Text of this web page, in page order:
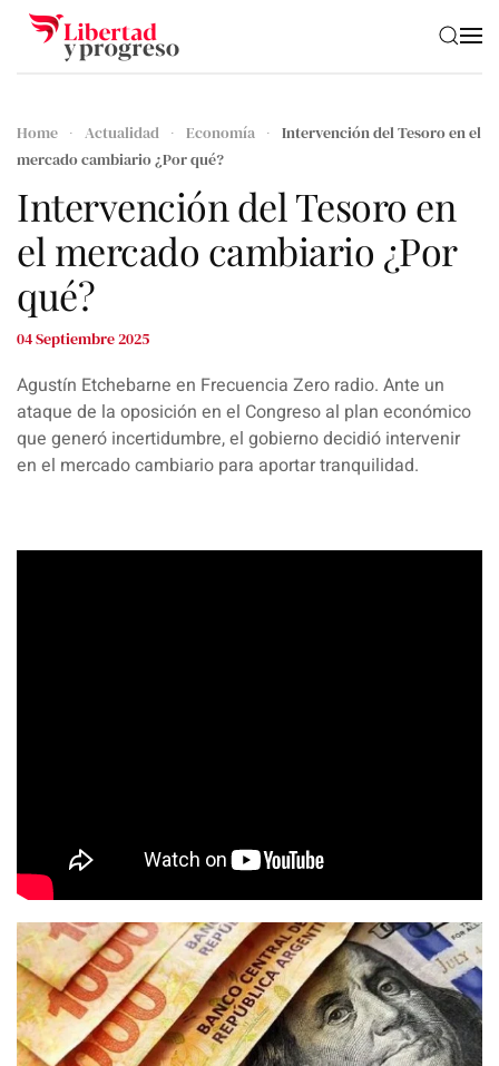
Skip to main content
Home Actualidad Economía
Intervención del Tesoro en el
mercado cambiario ¿Por qué?
Intervención del Tesoro en
el mercado cambiario ¿Por
qué?
04 Septiembre 2025
Agustín Etchebarne en Frecuencia Zero radio. Ante un
ataque de la oposición en el Congreso al plan económico
que generó incertidumbre, el gobierno decidió intervenir
en el mercado cambiario para aportar tranquilidad.